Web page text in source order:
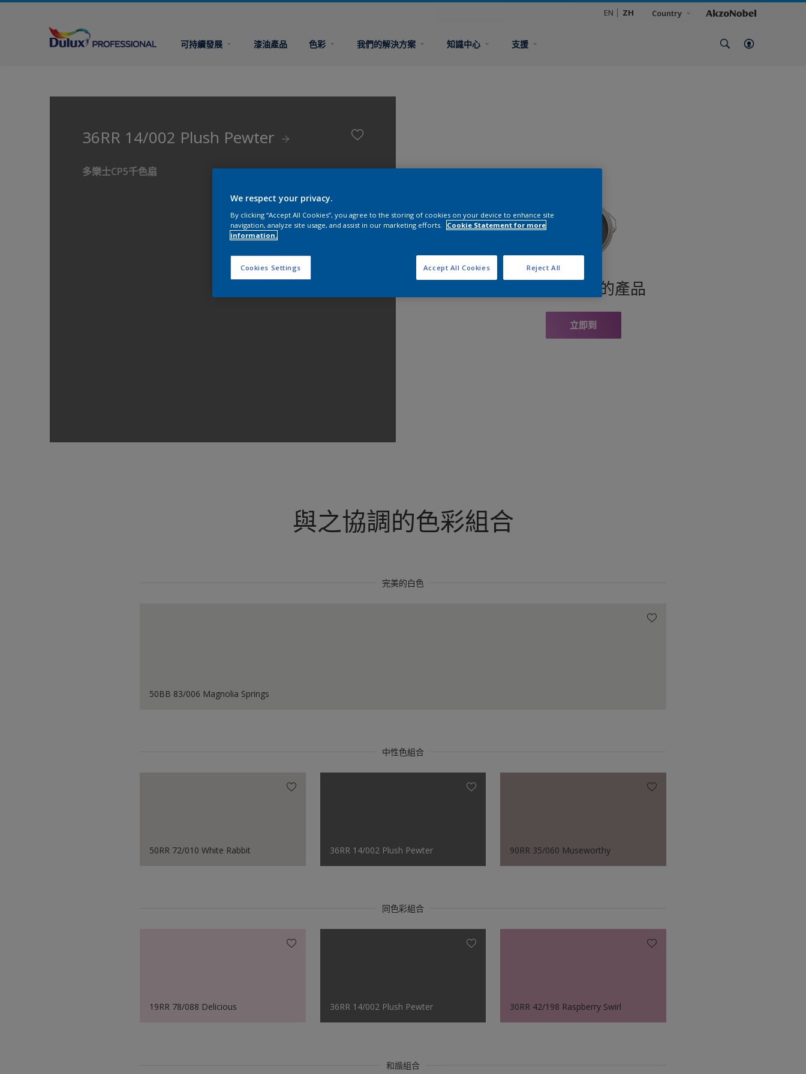
EN ZH Country
可持續發展 漆油產品 色彩 我們的解決方案 知識中心 支援
36RR 14/002 Plush Pewter
多樂士CP5千色扇
查找此顏色的產品
立即到
與之協調的色彩組合
完美的白色
50BB 83/006 Magnolia Springs
中性色組合
50RR 72/010 White Rabbit 36RR 14/002 Plush Pewter 90RR 35/060 Museworthy
同色彩組合
19RR 78/088 Delicious 36RR 14/002 Plush Pewter 30RR 42/198 Raspberry Swirl
和諧組合
We respect your privacy.
By clicking “Accept All Cookies”, you agree to the storing of cookies on your device to enhance site
navigation, analyze site usage, and assist in our marketing efforts.
Cookie Statement for more
information.
Cookies Settings Reject All
Accept All Cookies